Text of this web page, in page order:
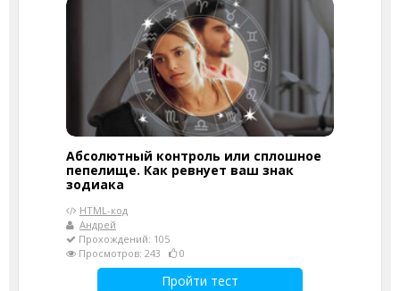
Абсолютный контроль или сплошное
пепелище. Как ревнует ваш знак
зодиака
HTML-код
Андрей
Прохождений: 105
Просмотров: 243
0
Пройти тест